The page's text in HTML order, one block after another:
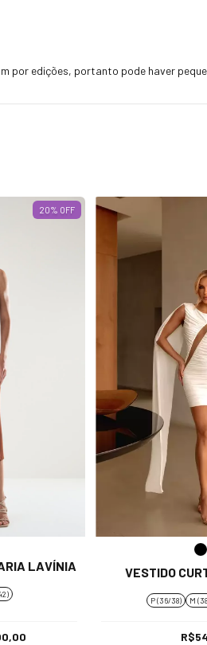
por edições, portanto pode haver
20% OFF
LAVÍNIA VESTIDO
P (36/38) M